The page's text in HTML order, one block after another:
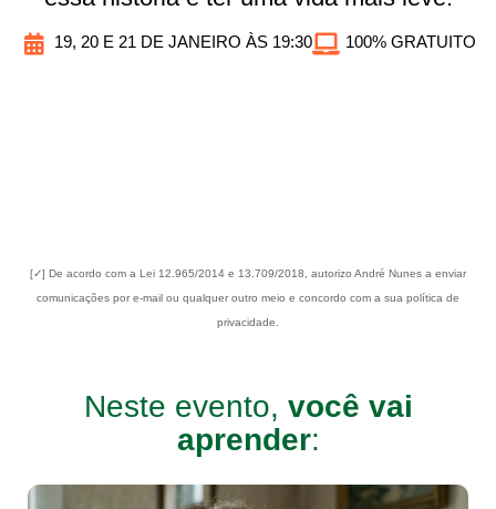
19, 20 E 21 DE JANEIRO ÀS 19:30 100% GRATUITO
[✓] De acordo com a Lei 12.965/2014 e 13.709/2018, autorizo André Nunes a enviar
comunicações por e-mail ou qualquer outro meio e concordo com a sua política de
privacidade.
Neste evento, você vai
aprender: